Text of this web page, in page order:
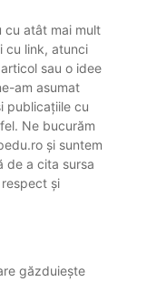
cu atât mai mult
cu link, atunci
sau o idee
am asumat
publicațiile cu
Ne bucurăm
și suntem
de a cita sursa
și
găzduiește